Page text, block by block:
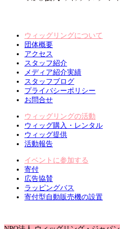
ウィッグリングについて
団体概要
アクセス
スタッフ紹介
メディア紹介実績
スタッフブログ
プライバシーポリシー
お問合せ
ウィッグリングの活動
ウィッグ購入・レンタル
ウィッグ提供
活動報告
イベントに参加する
寄付
広告協賛
ラッピングバス
寄付型自動販売機の設置